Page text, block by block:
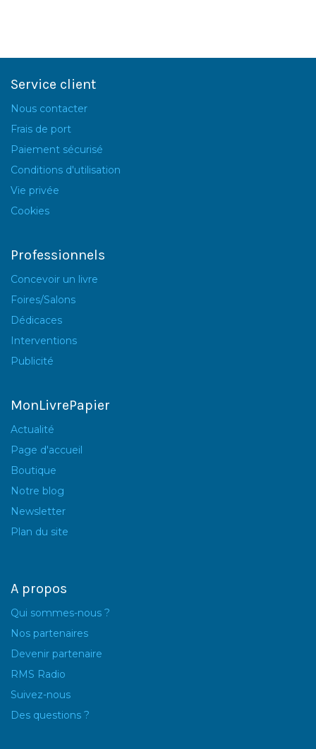
Service client
Nous contacter
Frais de port
Paiement sécurisé
Conditions d'utilisation
Vie privée
Cookies
Professionnels
Concevoir un livre
Foires/Salons
Dédicaces
Interventions
Publicité
MonLivrePapier
Actualité
Page d'accueil
Boutique
Notre blog
Newsletter
Plan du site
A propos
Qui sommes-nous ?
Nos partenaires
Devenir partenaire
RMS Radio
Suivez-nous
Des questions ?